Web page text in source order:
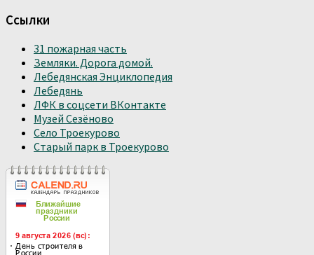
Ссылки
31 пожарная часть
Земляки. Дорога домой.
Лебедянская Энциклопедия
Лебедянь
ЛФК в соцсети ВКонтакте
Музей Сезёново
Село Троекурово
Старый парк в Троекурово